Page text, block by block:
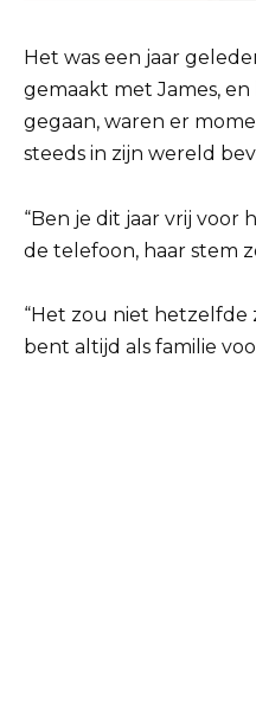
Het was een jaar
gemaakt met James,
gegaan, waren er
steeds in zijn wereld
“Ben je dit jaar vrij voor
de telefoon, haar stem
“Het zou niet hetzelfde
bent altijd als familie